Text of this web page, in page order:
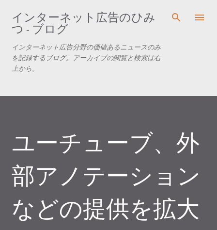
スキップしてメイン コンテンツに移動
インターネット広告のひみ
つ - ブログ
インターネット広告分野の価値あるニュースのみ
を記録するブログ。アーカイブの閲覧と検索は右
上から。
ユーチューブ、外
部アノテーション
などの提供を拡大